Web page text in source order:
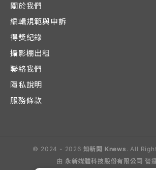
關於我們
編輯規範與申訴
得獎紀錄
攝影棚出租
聯絡我們
隱私說明
服務條款
© 2024 - 2026 知新聞 Knews . All
由 永新媒體科技股份有限公司 營